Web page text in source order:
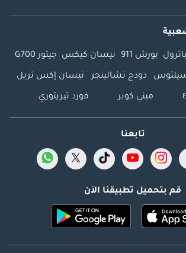
بورش 911 نيسان كيكس جيتور G700
سيلتوس دودج تشالينجر نيسان إكس تريل
ميني كوبر فورد تيريتوري
تابعنا
قم بتحميل تطبيقنا الآن